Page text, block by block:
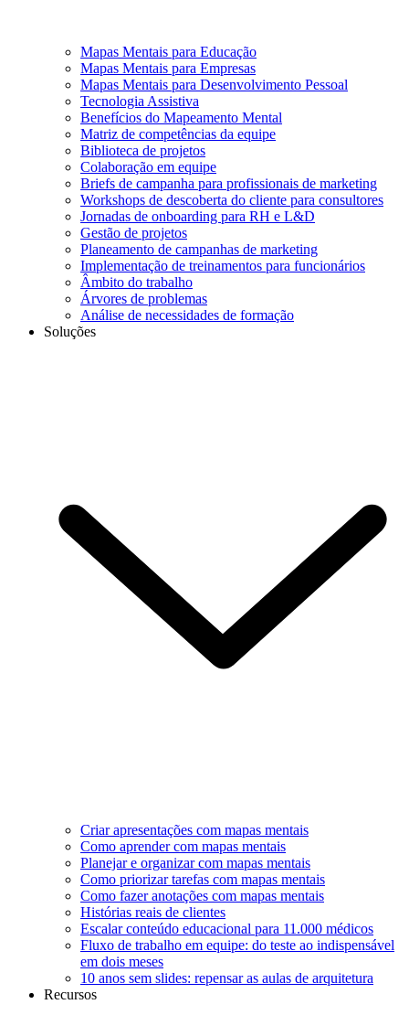
Mapas Mentais para Educação
Mapas Mentais para Empresas
Mapas Mentais para Desenvolvimento Pessoal
Tecnologia Assistiva
Benefícios do Mapeamento Mental
Matriz de competências da equipe
Biblioteca de projetos
Colaboração em equipe
Briefs de campanha para profissionais de marketing
Workshops de descoberta do cliente para consultores
Jornadas de onboarding para RH e L&D
Gestão de projetos
Planeamento de campanhas de marketing
Implementação de treinamentos para funcionários
Âmbito do trabalho
Árvores de problemas
Análise de necessidades de formação
Soluções
Criar apresentações com mapas mentais
Como aprender com mapas mentais
Planejar e organizar com mapas mentais
Como priorizar tarefas com mapas mentais
Como fazer anotações com mapas mentais
Histórias reais de clientes
Escalar conteúdo educacional para 11.000 médicos
Fluxo de trabalho em equipe: do teste ao indispensável
em dois meses
10 anos sem slides: repensar as aulas de arquitetura
Recursos